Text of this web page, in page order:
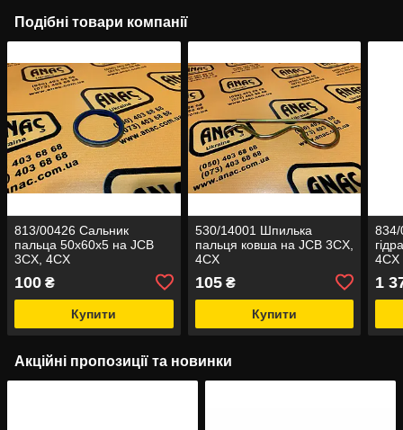
Подібні товари компанії
813/00426 Сальник
пальца 50x60x5 на JCB
3CX, 4CX
100 ₴
Купити
530/14001 Шпилька
пальця ковша на JCB 3CX,
4CX
105₴
Купити
834/
4CX
1
Акційні пропозиції та новинки